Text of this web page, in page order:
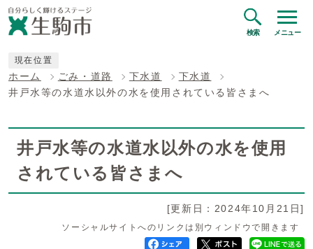
検索 メニュー
現在位置
ホーム ごみ・道路 下水道
下水道
井戸水等の水道水以外の水を使用されている皆さまへ
井戸水等の水道水以外の水を使用
されている皆さまへ
[更新日：2024年10月21日]
ソーシャルサイトへのリンクは別ウィンドウで開きます